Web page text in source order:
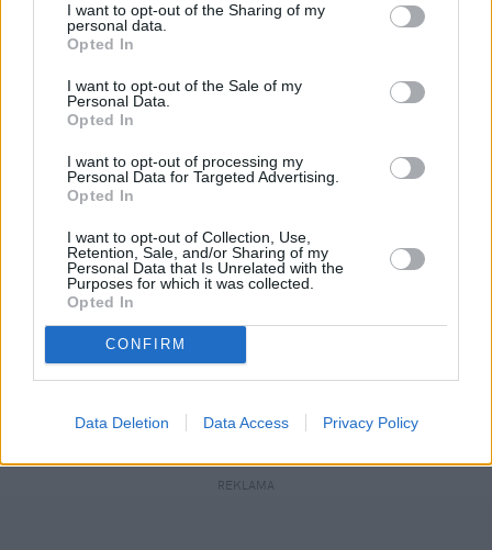
I want to opt-out of the Sharing of my
personal data.
Opted In
I want to opt-out of the Sale of my
Personal Data.
Opted In
I want to opt-out of processing my
Personal Data for Targeted Advertising.
Opted In
I want to opt-out of Collection, Use,
Retention, Sale, and/or Sharing of my
Personal Data that Is Unrelated with the
Purposes for which it was collected.
Opted In
CONFIRM
Data Deletion Data Access Privacy Policy
Kościoła od państwa, ale dopóki nie nastąpi,
"będą dążyć do pełnego uczestnictwa w życiu
Sądzimy, że wszystkim religiom służy rozdział
kościoła od państwa. To jest idealny model, który
godzi te dwa światy. Do momentu, w którym nie
zostanie on wprowadzony w Polsce, będziemy dążyli
do tego, by działać w takim samym zakresie jak inne
kościoły, oczywiście na gruncie tych samych praw.
Będziemy więc także chcieli, by nasza wiara była
nauczana w szkołach i przedszkolach, by nasze
symbole pojawiały się w miejscach publicznych i
państwowych i byśmy czerpali dokładnie takie same
przywileje, jak inne wyznania, choćby z Funduszu
REKLAMA